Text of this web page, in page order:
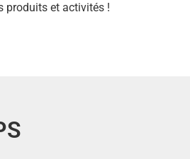
produits et activités !